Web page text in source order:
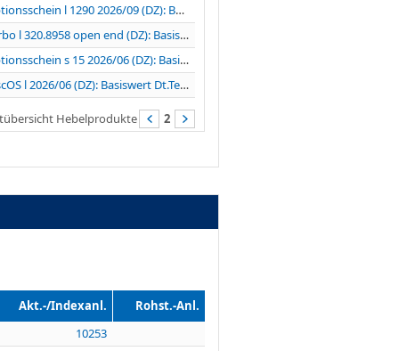
Optionsschein l 1290 2026/09 (DZ): Basiswert...
Turbo l 320.8958 open end (DZ): Basiswert LVMH
Optionsschein s 15 2026/06 (DZ): Basiswert VERBIO...
DiscOS l 2026/06 (DZ): Basiswert Dt.Telekom
Hebelprodukte 2
Akt.-/Indexanl.
Rohst.-Anl.
10253